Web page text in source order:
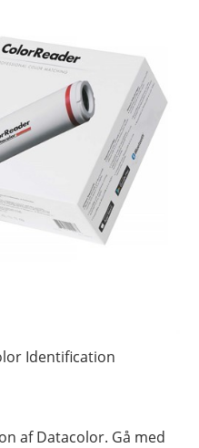
Identification
af Datacolor. Gå med